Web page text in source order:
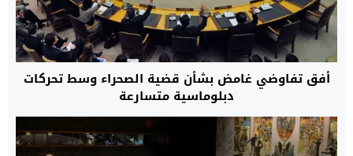
أفق تفاوضي غامض بشأن قضية الصحراء وسط تحركات
دبلوماسية متسارعة